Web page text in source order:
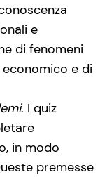
e
di fenomeni
e di
. I quiz
in modo
premesse